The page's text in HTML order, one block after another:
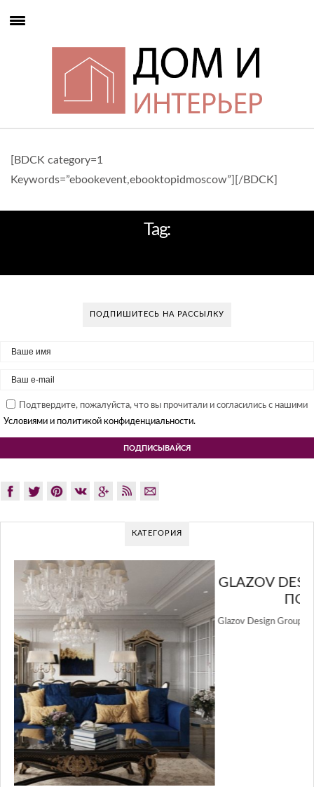
[BDCK category=1
Keywords=”ebookevent,ebooktopidmoscow”][/BDCK]
Tag:
ПОДПИШИТЕСЬ НА РАССЫЛКУ
Подтвердите, пожалуйста, что вы прочитали и согласились с нашими
Условиями и политикой конфиденциальности.
КАТЕГОРИЯ